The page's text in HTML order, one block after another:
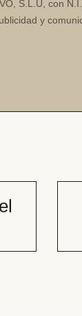
S.L.U, con
y